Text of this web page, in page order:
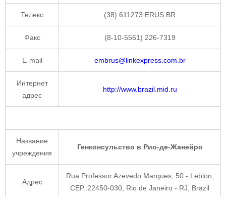
Телекс (38) 611273 ERUS BR
Факс (8-10-5561) 226-7319
E-mail embrus@linkexpress.com.br
Интернет
адрес
http://www.brazil.mid.ru
Название
учреждения
Генконсульство в Рио-де-Жанейро
Адрес
Rua Professor Azevedo Marques, 50 - Leblon,
CEP.:22450-030, Rio de Janeiro - RJ, Brazil